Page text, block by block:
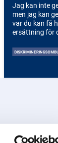
Jag kan inte
men jag kan
var du kan få
ersättning för